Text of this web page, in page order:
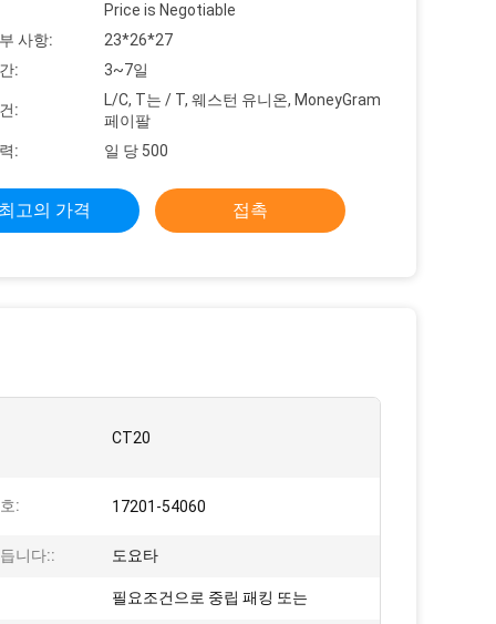
Price is Negotiable
사항:
23*26*27
:
3~7일
:
L/C, T는 / T, 웨스턴 유니온, MoneyGram
페이팔
:
일 당 500
고의 가격 접촉
CT20
: 17201-54060
니다:: 도요타
필요조건으로 중립 패킹 또는